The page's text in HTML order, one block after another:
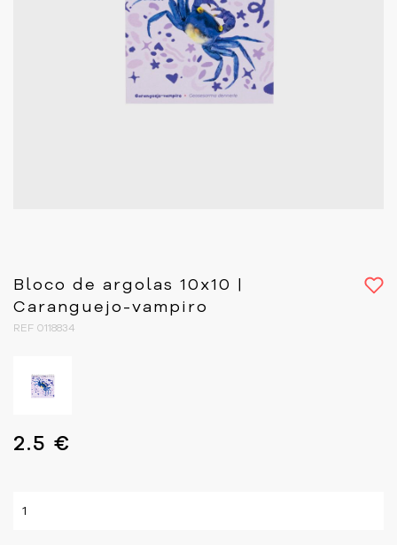
Bloco de argolas 10x10 |
Caranguejo-vampiro
REF 0118834
2.5 €